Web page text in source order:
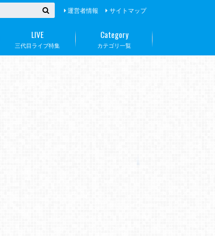
運営者情報 サイトマップ
三代目ライブ特集
LIVE
カテゴリ一覧
Category